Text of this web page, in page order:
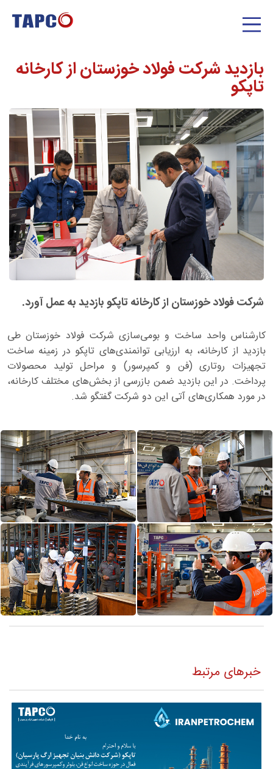
بازدید شرکت فولاد خوزستان از کارخانه
تاپکو
شرکت فولاد خوزستان از کارخانه تاپکو بازدید به عمل آورد.
کارشناس واحد ساخت و بومی‌سازی شرکت فولاد خوزستان طی
بازدید از کارخانه، به ارزیابی توانمندی‌های تاپکو در زمینه ساخت
تجهیزات روتاری (فن و کمپرسور) و مراحل تولید محصولات
پرداخت. در این بازدید ضمن بازرسی از بخش‌های مختلف کارخانه،
در مورد همکاری‌های آتی این دو شرکت گفتگو شد.
خبرهای مرتبط